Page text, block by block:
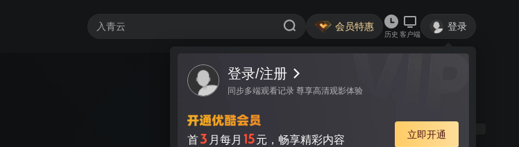
会员特惠
历史 客户端
登录
登录/注册
同步多端观看记录 尊享高清观影体验
首3 月每月 15元，畅享精彩内容 立即开通